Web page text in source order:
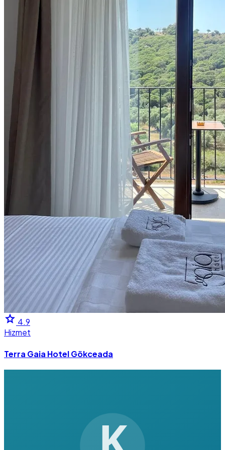
star 4.9
Hizmet
Terra Gaia Hotel Gökceada